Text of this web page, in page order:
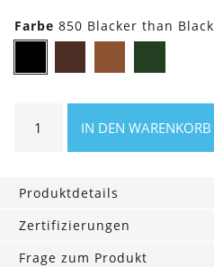
Farbe 850 Blacker than Black
Blacker
Black
MeltingCopper
-
Essen
Menschen?
Pencil,
Menge
IN DEN WARENKORB
Produktdetails
Zertifizierungen
Frage zum Produkt